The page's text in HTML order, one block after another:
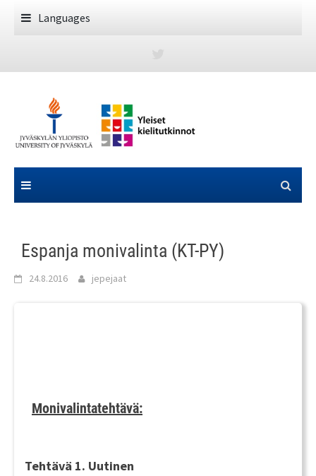
Languages
Espanja monivalinta (KT-PY)
24.8.2016 jepejaat
Monivalintatehtävä:
Tehtävä 1. Uutinen